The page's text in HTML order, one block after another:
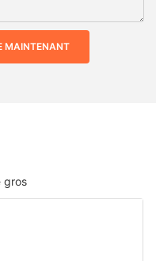
MAINTENANT
gros